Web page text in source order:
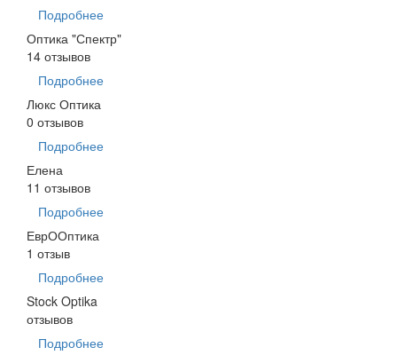
Подробнее
Оптика "Спектр"
14 отзывов
Подробнее
Люкс Оптика
0 отзывов
Подробнее
Елена
11 отзывов
Подробнее
ЕврООптика
1 отзыв
Подробнее
Stock Optika
отзывов
Подробнее